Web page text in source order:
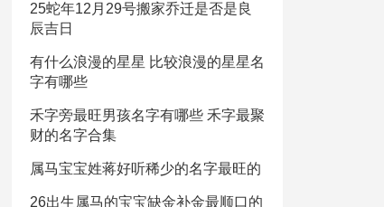
25蛇年12月29号搬家乔迁是否是良
辰吉日
有什么浪漫的星星 比较浪漫的星星名
字有哪些
禾字旁最旺男孩名字有哪些 禾字最聚
财的名字合集
属马宝宝姓蒋好听稀少的名字最旺的
26出生属马的宝宝缺金补金最顺口的